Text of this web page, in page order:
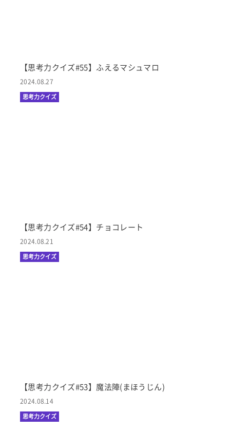
【思考力クイズ#55】ふえるマシュマロ
2024.08.27
思考力クイズ
【思考力クイズ#54】チョコレート
2024.08.21
思考力クイズ
【思考力クイズ#53】魔法陣(まほうじん)
2024.08.14
思考力クイズ